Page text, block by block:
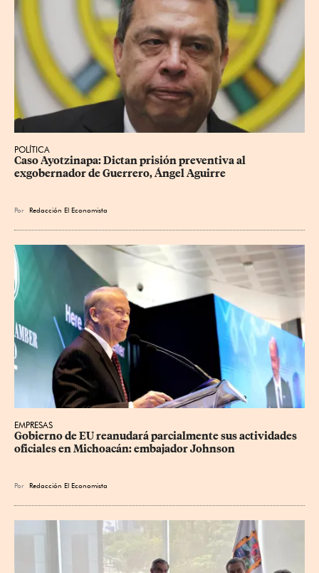
POLÍTICA
Caso Ayotzinapa: Dictan prisión preventiva al
exgobernador de Guerrero, Ángel Aguirre
Por Redacción El Economista
EMPRESAS
Gobierno de EU reanudará parcialmente sus actividades
oficiales en Michoacán: embajador Johnson
Por Redacción El Economista